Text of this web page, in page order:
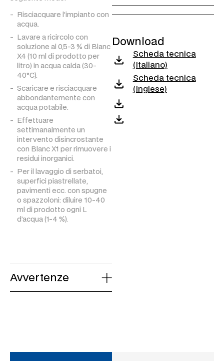
Risciacquare l’impianto con
acqua.
Lavare a ricircolo con
soluzione al 0,5-3 % di Blanc
X4 (10 ml di prodotto per
litro) in acqua calda (30-
40°C).
Scaricare e risciacquare
abbondantemente con
acqua potabile.
Effettuare
settimanalmente un
intervento disincrostante
con Blanc X1 per rimuovere i
residui inorganici.
Per il lavaggio di serbatoi,
superfici piastrellate,
pavimenti ecc. con spugne
o spazzoloni: diluire 10-40
ml di prodotto ogni L
d’acqua (1-4 %).
Avvertenze
Download
Scheda tecnica
(Italiano)
Scheda tecnica
(Inglese)